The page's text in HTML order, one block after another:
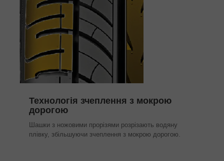
Технологія зчеплення з мокрою
дорогою
Шашки з ножовими прорізями розрізають водяну
плівку, збільшуючи зчеплення з мокрою дорогою.